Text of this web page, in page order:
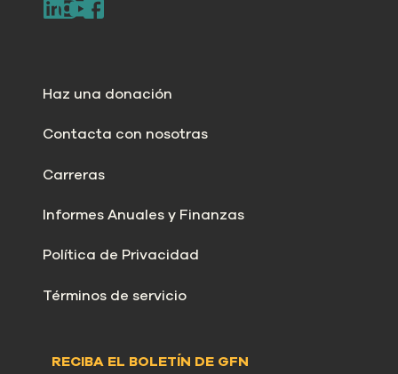
Haz una donación
Contacta con nosotras
Carreras
Informes Anuales y Finanzas
Política de Privacidad
Términos de servicio
RECIBA EL BOLETÍN DE GFN